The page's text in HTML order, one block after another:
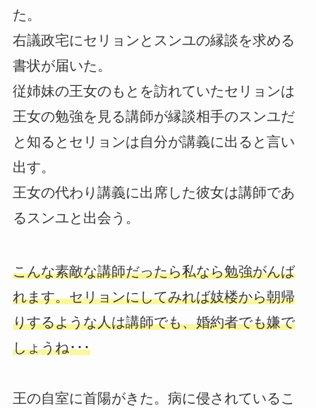
た。
右議政宅にセリョンとスンユの縁談を求める
書状が届いた。
従姉妹の王女のもとを訪れていたセリョンは
王女の勉強を見る講師が縁談相手のスンユだ
と知るとセリョンは自分が講義に出ると言い
出す。
王女の代わり講義に出席した彼女は講師であ
るスンユと出会う。
こんな素敵な講師だったら私なら勉強がんば
れます。セリョンにしてみれば妓楼から朝帰
りするような人は講師でも、婚約者でも嫌で
しょうね･･･
王の自室に首陽がきた。病に侵されているこ